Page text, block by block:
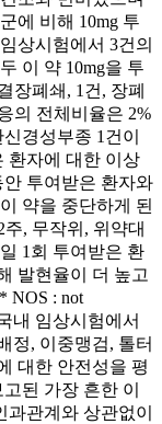
에 비해 10mg 투
상시험에서 3건의
이 약 10mg을 투
장폐쇄, 1건, 장폐
의 전체비율은 2%
경성부종 1건이
환자에 대한 이상
투여받은 환자와
약을 중단하게 된
, 무작위, 위약대
1회 투여받은 환
발현율이 더 높고
NOS : not
내 임상시험에서
정, 이중맹검, 톨터
대한 안전성을 평
된 가장 흔한 이
관계와 상관없이